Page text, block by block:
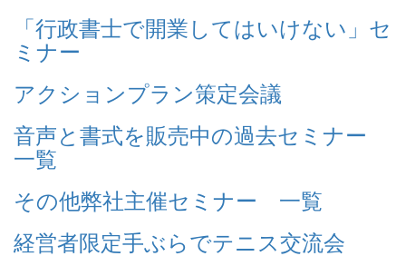
「行政書士で開業してはいけない」セ
ミナー
アクションプラン策定会議
音声と書式を販売中の過去セミナー
一覧
その他弊社主催セミナー 一覧
経営者限定手ぶらでテニス交流会